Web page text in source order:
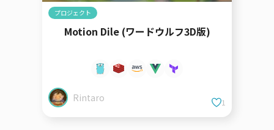
プロジェクト
Motion Dile (ワードウルフ3D版)
Rintaro 1